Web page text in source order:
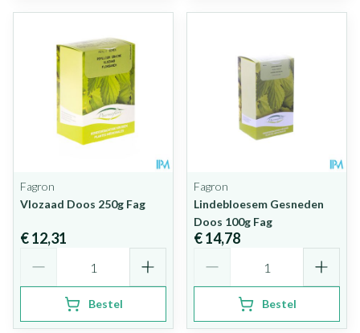
Fagron
Vlozaad Doos 250g Fag
€ 12,31
Bestel
Fagron
Lindebloesem Gesneden
Doos 100g Fag
€ 14,78
Bestel